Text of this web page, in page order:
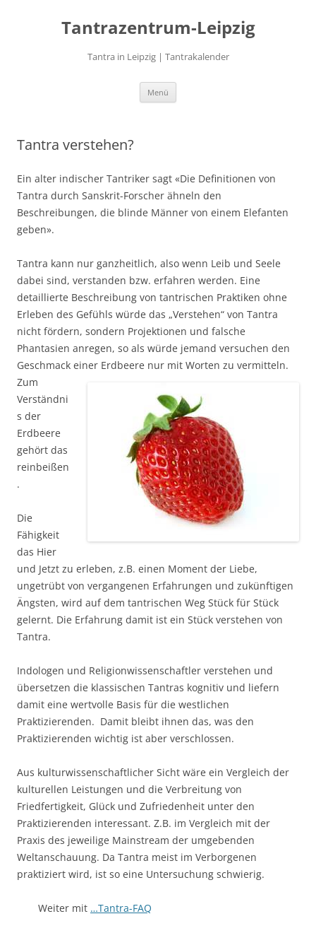
Tantrazentrum-Leipzig
Tantra in Leipzig | Tantrakalender
Menü
Tantra verstehen?
Ein alter indischer Tantriker sagt «Die Definitionen von
Tantra durch Sanskrit-Forscher ähneln den
Beschreibungen, die blinde Männer von einem Elefanten
geben».
Tantra kann nur ganzheitlich, also wenn Leib und Seele
dabei sind, verstanden bzw. erfahren werden. Eine
detaillierte Beschreibung von tantrischen Praktiken ohne
Erleben des Gefühls würde das „Verstehen“ von Tantra
nicht fördern, sondern Projektionen und falsche
Phantasien anregen, so als würde jemand versuchen den
Geschmack einer Erdbeere nur mit Worten zu vermitteln.
Zum
Verständni
s der
Erdbeere
gehört das
reinbeißen
.
Die
Fähigkeit
das Hier
und Jetzt zu erleben, z.B. einen Moment der Liebe,
ungetrübt von vergangenen Erfahrungen und zukünftigen
Ängsten, wird auf dem tantrischen Weg Stück für Stück
gelernt. Die Erfahrung damit ist ein Stück verstehen von
Tantra.
Indologen und Religionwissenschaftler verstehen und
übersetzen die klassischen Tantras kognitiv und liefern
damit eine wertvolle Basis für die westlichen
Praktizierenden. Damit bleibt ihnen das, was den
Praktizierenden wichtig ist aber verschlossen.
Aus kulturwissenschaftlicher Sicht wäre ein Vergleich der
kulturellen Leistungen und die Verbreitung von
Friedfertigkeit, Glück und Zufriedenheit unter den
Praktizierenden interessant. Z.B. im Vergleich mit der
Praxis des jeweilige Mainstream der umgebenden
Weltanschauung. Da Tantra meist im Verborgenen
praktiziert wird, ist so eine Untersuchung schwierig.
Weiter mit …Tantra-FAQ